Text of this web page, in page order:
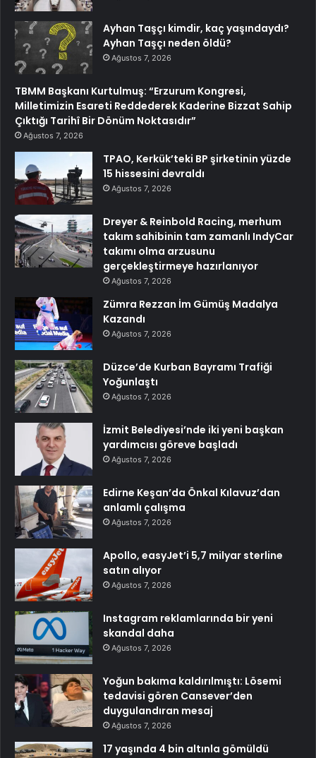
Ayhan Taşçı kimdir, kaç yaşındaydı?
Ayhan Taşçı neden öldü?
Ağustos 7, 2026
TBMM Başkanı Kurtulmuş: “Erzurum Kongresi,
Milletimizin Esareti Reddederek Kaderine Bizzat Sahip
Çıktığı Tarihî Bir Dönüm Noktasıdır”
Ağustos 7, 2026
TPAO, Kerkük’teki BP şirketinin yüzde
15 hissesini devraldı
Ağustos 7, 2026
Dreyer & Reinbold Racing, merhum
takım sahibinin tam zamanlı IndyCar
takımı olma arzusunu
gerçekleştirmeye hazırlanıyor
Ağustos 7, 2026
Zümra Rezzan İm Gümüş Madalya
Kazandı
Ağustos 7, 2026
Düzce’de Kurban Bayramı Trafiği
Yoğunlaştı
Ağustos 7, 2026
İzmit Belediyesi’nde iki yeni başkan
yardımcısı göreve başladı
Ağustos 7, 2026
Edirne Keşan’da Önkal Kılavuz’dan
anlamlı çalışma
Ağustos 7, 2026
Apollo, easyJet’i 5,7 milyar sterline
satın alıyor
Ağustos 7, 2026
Instagram reklamlarında bir yeni
skandal daha
Ağustos 7, 2026
Yoğun bakıma kaldırılmıştı: Lösemi
tedavisi gören Cansever’den
duygulandıran mesaj
Ağustos 7, 2026
17 yaşında 4 bin altınla gömüldü